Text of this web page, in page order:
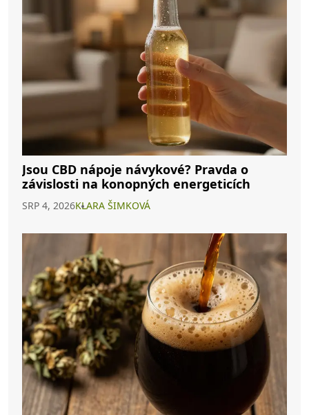
Jsou CBD nápoje návykové? Pravda o
závislosti na konopných energeticích
SRP 4, 2026KLARA ŠIMKOVÁ